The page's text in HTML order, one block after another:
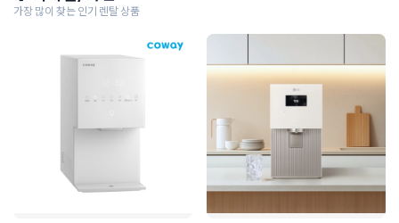
가장 많이 찾는 인기 렌탈 상품